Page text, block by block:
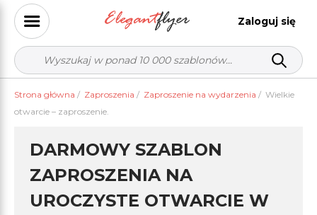
Zaloguj się
Strona główna / Zaproszenia / Zaproszenie na wydarzenia / Wielkie
otwarcie – zaproszenie.
DARMOWY SZABLON
ZAPROSZENIA NA
UROCZYSTE OTWARCIE W